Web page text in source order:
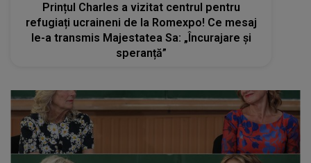
Prințul Charles a vizitat centrul pentru
refugiați ucraineni de la Romexpo! Ce mesaj
le-a transmis Majestatea Sa: „Încurajare și
speranță”